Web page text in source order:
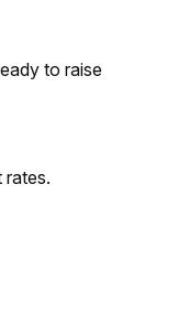
to raise
rates.